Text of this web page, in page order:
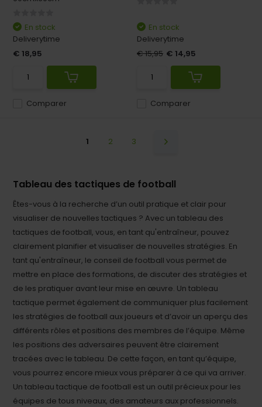
Comparer
En stock
Deliverytime
€ 18,95
Comparer
En stock
Deliverytime
€ 15,95 € 14,95
1 2 3
Tableau des tactiques de football
Êtes-vous à la recherche d’un outil pratique et clair pour
visualiser de nouvelles tactiques ? Avec un tableau des
tactiques de football, vous, en tant qu'entraîneur, pouvez
clairement planifier et visualiser de nouvelles stratégies. En
tant qu'entraîneur, le conseil de football vous permet de
mettre en place des formations, de discuter des stratégies et
de les pratiquer avant leur mise en œuvre. Un tableau
tactique permet également de communiquer plus facilement
les stratégies de football aux joueurs et d’avoir un aperçu des
différents rôles et positions des membres de l’équipe. Même
les positions des adversaires peuvent être clairement
tracées avec le tableau. De cette façon, en tant qu’équipe,
vous pourrez encore mieux vous préparer à ce qui va arriver.
Un tableau tactique de football est un outil précieux pour les
équipes de tous niveaux, des amateurs aux professionnels.